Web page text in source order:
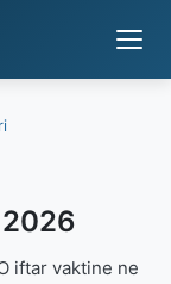
iftar vaktine ne